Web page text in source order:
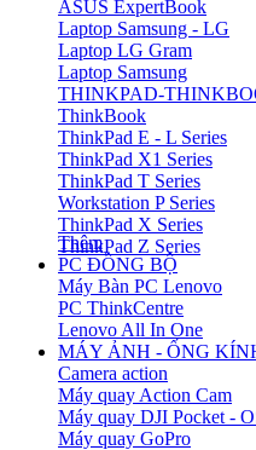
ASUS ExpertBook
Laptop Samsung - LG
Laptop LG Gram
Laptop Samsung
THINKPAD-
ThinkBook
ThinkPad E - L Series
ThinkPad X1 Series
ThinkPad T Series
Workstation P Series
ThinkPad X Series
ThinkPad Z Series
Thêm
PC ĐỒNG BỘ
Máy Bàn PC Lenovo
PC ThinkCentre
Lenovo All In One
MÁY ẢNH - ỐNG
Camera action
Máy quay Action Cam
Máy quay DJI Pocket -
Máy quay GoPro